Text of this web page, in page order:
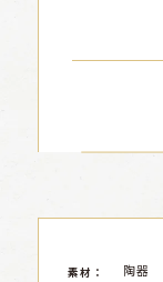
素材： 陶器